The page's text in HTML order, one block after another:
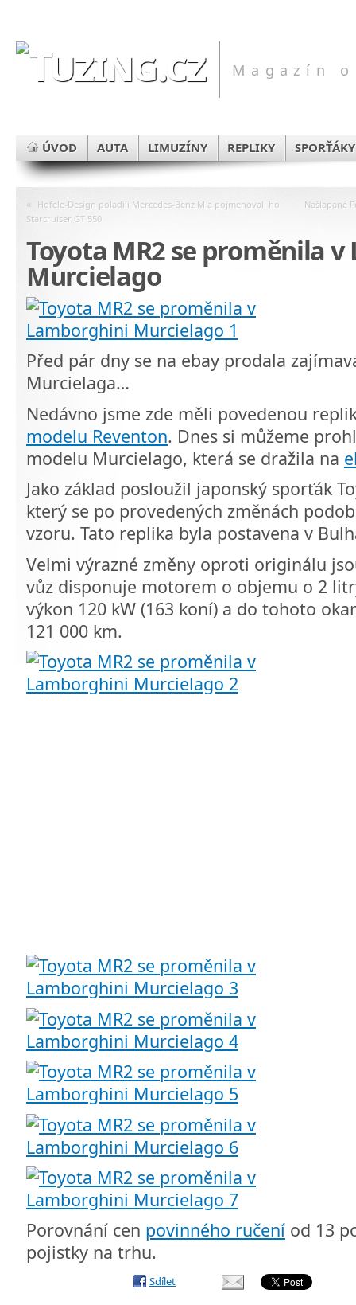
Magazín
ÚVOD AUTA LIMUZÍNY REPLIKY SPORŤÁKY
« Hofele-Design poladili Mercedes-Benz M a pojmenovali ho
Starcruiser GT 550
Našlapané
Toyota MR2 se proměnila
Murcielago
Před pár dny se na ebay prodala
Murcielaga…
Nedávno jsme zde měli povedenou
modelu Reventon. Dnes si můžeme
modelu Murcielago, která se dražila na
Jako základ posloužil japonský sporťák
který se po provedených změnách
vzoru. Tato replika byla postavena v
Velmi výrazné změny oproti originálu
vůz disponuje motorem o objemu o 2
výkon 120 kW (163 koní) a do tohoto
121 000 km.
Porovnání cen povinného ručení od 13
pojistky na trhu.
Sdílet